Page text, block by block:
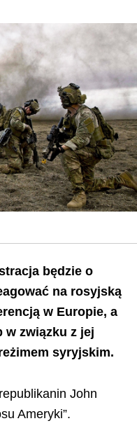
będzie o
na rosyjską
w Europie, a
w związku z jej
syryjskim.
John
Ameryki”.